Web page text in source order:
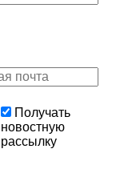
Получать
новостную
рассылку